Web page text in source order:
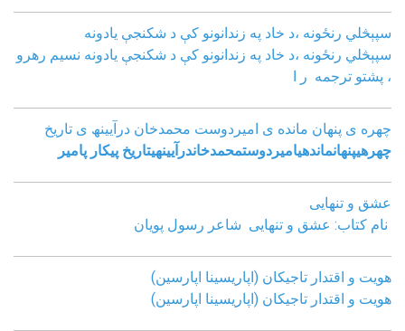
سپېڅلي رنځونه ،د خاد په زندانونو کې د شکنجې یادونه
سپېڅلي رنځونه ،د خاد په زندانونو کې د شکنجې یادونه نسیم رهرو
، پشتو ترجمه ر ا
چھره ی پنھان مانده ی امیردوست محمدخان درآیینھ ی تاریخ
چھرهیپنھانماندهیامیردوستمحمدخاندرآیینھیتاریخ پیکار پامیر
عشق و تنهایی
نام کتاب: عشق و تنهایی شاعر رسول پویان
هویت و اقتدار تاجیکان (اپاریسینا اپارسین)
هویت و اقتدار تاجیکان (اپاریسینا اپارسین)